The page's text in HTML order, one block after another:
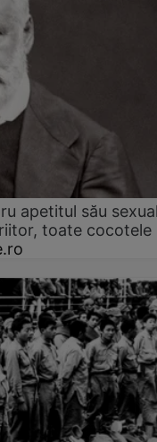
apetitul său
toate cocotele